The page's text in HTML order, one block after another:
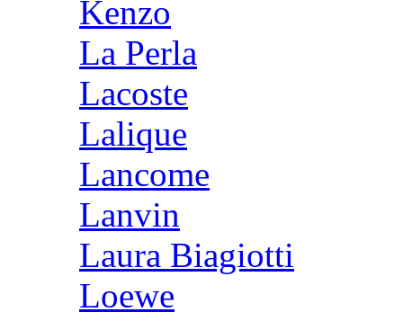
Kenzo
La Perla
Lacoste
Lalique
Lancome
Lanvin
Laura Biagiotti
Loewe